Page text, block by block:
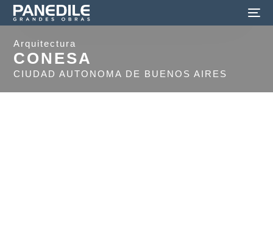
Arquitectura
CONESA
CIUDAD AUTONOMA DE BUENOS AIRES